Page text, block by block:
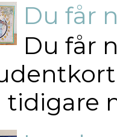
Du får
Du får